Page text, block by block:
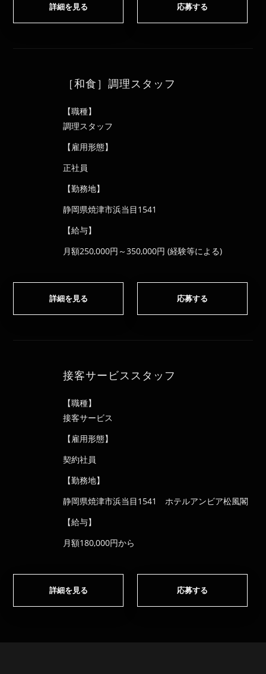
詳細を見る 応募する
［和食］調理スタッフ
【職種】
調理スタッフ
【雇用形態】
正社員
【勤務地】
静岡県焼津市浜当目1541
【給与】
月額250,000円～350,000円 (経験等による)
詳細を見る 応募する
接客サービススタッフ
【職種】
接客サービス
【雇用形態】
契約社員
【勤務地】
静岡県焼津市浜当目1541 ホテルアンビア松風閣
【給与】
月額180,000円から
詳細を見る 応募する